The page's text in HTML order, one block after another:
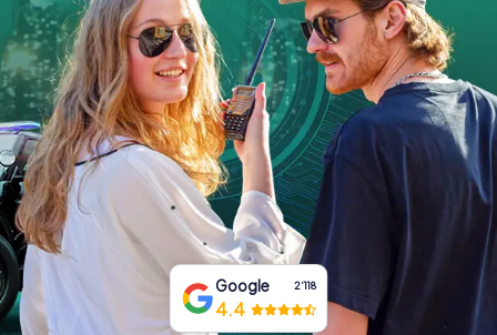
ES
FR UK
IE
IT
NL
Tickets buchen
Gutscheine bestellen
Google 2‘118
4.4